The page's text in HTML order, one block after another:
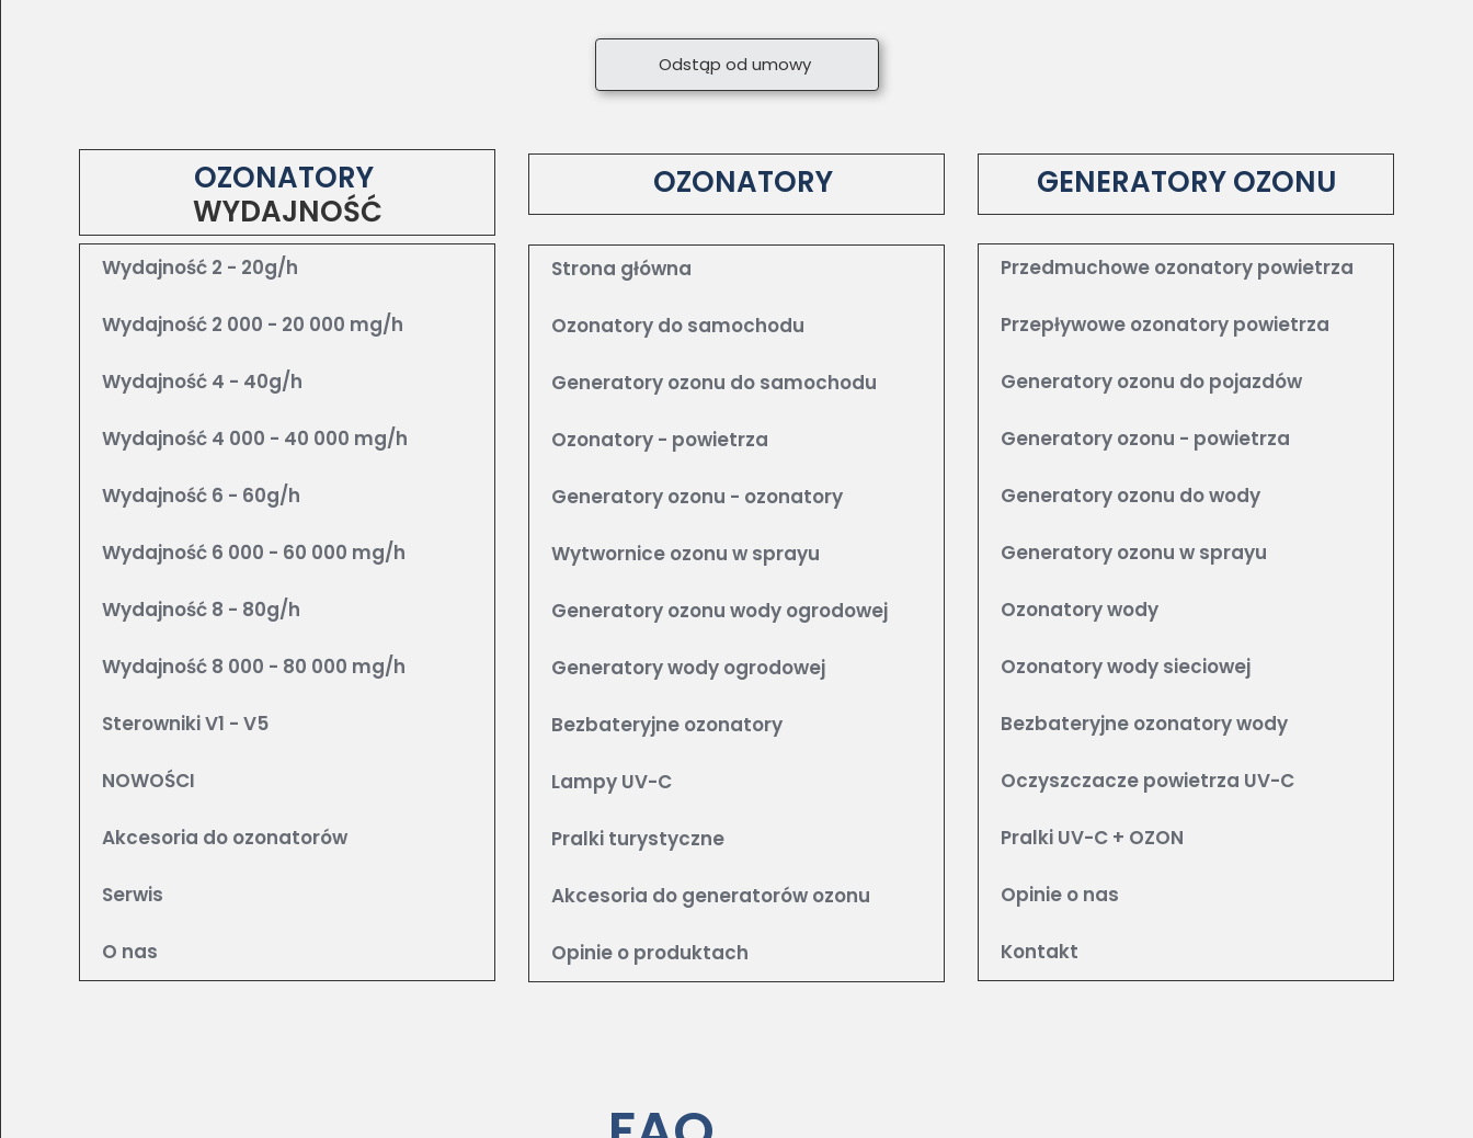
Odstąp od umowy
OZONATORY
WYDAJNOŚĆ
Wydajność 2 - 20g/h
Wydajność 2 000 - 20 000 mg/h
Wydajność 4 - 40g/h
Wydajność 4 000 - 40 000 mg/h
Wydajność 6 - 60g/h
Wydajność 6 000 - 60 000 mg/h
Wydajność 8 - 80g/h
Wydajność 8 000 - 80 000 mg/h
Sterowniki V1 - V5
NOWOŚCI
Akcesoria do ozonatorów
Serwis
O nas
Strona główna
Ozonatory do samochodu
Generatory ozonu do samochodu
Ozonatory - powietrza
Generatory ozonu - ozonatory
Wytwornice ozonu w sprayu
Generatory ozonu wody ogrodowej
Generatory wody ogrodowej
Bezbateryjne ozonatory
Lampy UV-C
Pralki turystyczne
Akcesoria do generatorów ozonu
Opinie o produktach
OZONATORY
Przedmuchowe ozonatory powietrza
Przepływowe ozonatory powietrza
Generatory ozonu do pojazdów
Generatory ozonu - powietrza
Generatory ozonu do wody
Generatory ozonu w sprayu
Ozonatory wody
Ozonatory wody sieciowej
Bezbateryjne ozonatory wody
Oczyszczacze powietrza UV-C
Pralki UV-C + OZON
Opinie o nas
Kontakt
GENERATORY OZONU